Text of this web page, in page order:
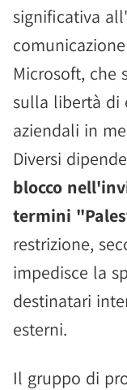
significativa
Microsoft, che
sulla libertà di
aziendali in
Diversi
blocco
termini
restrizione,
impedisce la
destinatari
esterni.
Il gruppo di